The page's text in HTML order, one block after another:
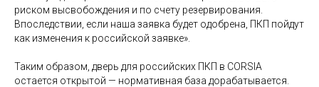
риском высвобождения и по счету резервирования.
Впоследствии, если наша заявка будет одобрена, ПКП пойдут
как изменения к российской заявке».
Таким образом, дверь для российских ПКП в CORSIA
остается открытой — нормативная база дорабатывается.